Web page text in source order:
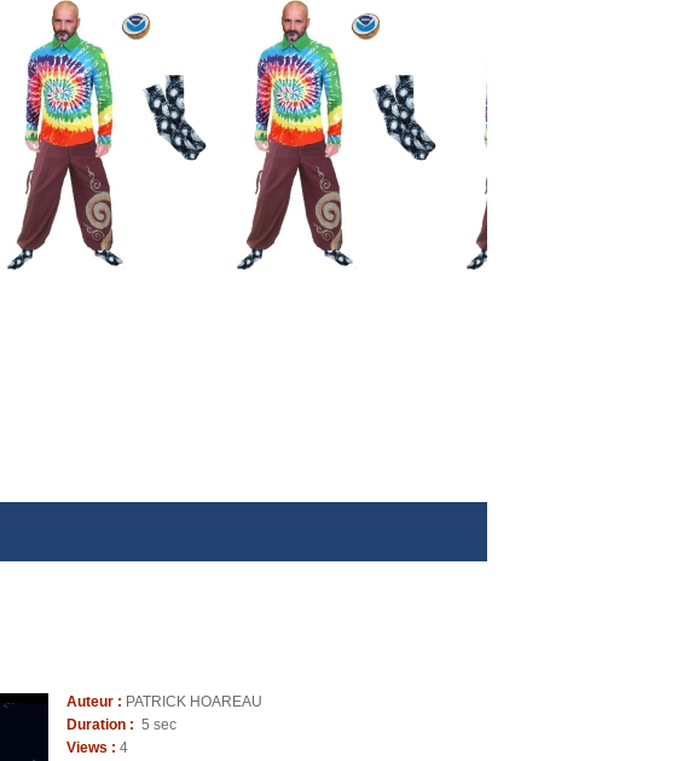
Auteur : PATRICK HOAREAU
Duration : 5 sec
Views : 4